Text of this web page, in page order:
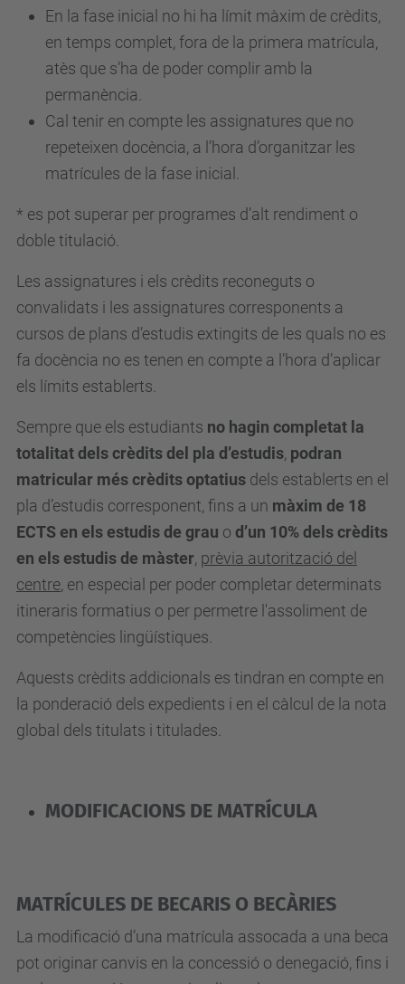
En la fase inicial no hi ha límit màxim de crèdits,
en temps complet, fora de la primera matrícula,
atès que s’ha de poder complir amb la
permanència.
Cal tenir en compte les assignatures que no
repeteixen docència, a l’hora d’organitzar les
matrícules de la fase inicial.
* es pot superar per programes d’alt rendiment o
doble titulació.
Les assignatures i els crèdits reconeguts o
convalidats i les assignatures corresponents a
cursos de plans d’estudis extingits de les quals no es
fa docència no es tenen en compte a l’hora d’aplicar
els límits establerts.
Sempre que els estudiants no hagin completat la
totalitat dels crèdits del pla d’estudis, podran
matricular més crèdits optatius dels establerts en el
pla d’estudis corresponent, fins a un màxim de 18
ECTS en els estudis de grau o d’un 10% dels crèdits
en els estudis de màster, prèvia autorització del
centre, en especial per poder completar determinats
itineraris formatius o per permetre l'assoliment de
competències lingüístiques.
Aquests crèdits addicionals es tindran en compte en
la ponderació dels expedients i en el càlcul de la nota
global dels titulats i titulades.
MODIFICACIONS DE MATRÍCULA
MATRÍCULES DE BECARIS O BECÀRIES
La modificació d’una matrícula assocada a una beca
pot originar canvis en la concessió o denegació, fins i